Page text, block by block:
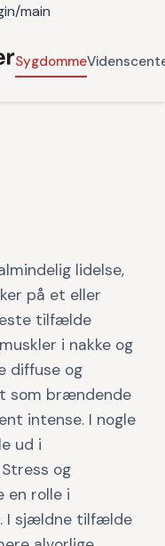
main
Sygdomme
lidelse,
på et eller
tilfælde
i nakke og
diffuse og
som brændende
intense. I nogle
ud i
og
en rolle i
I sjældne tilfælde